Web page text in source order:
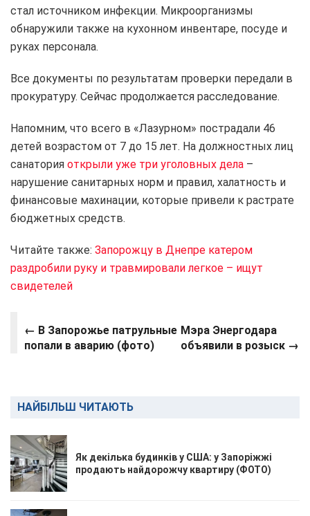
стал источником инфекции. Микроорганизмы
обнаружили также на кухонном инвентаре, посуде и
руках персонала.
Все документы по результатам проверки передали в
прокуратуру. Сейчас продолжается расследование.
Напомним, что всего в «Лазурном» пострадали 46
детей возрастом от 7 до 15 лет. На должностных лиц
санатория открыли уже три уголовных дела –
нарушение санитарных норм и правил, халатность и
финансовые махинации, которые привели к растрате
бюджетных средств.
Читайте также: Запорожцу в Днепре катером
раздробили руку и травмировали легкое – ищут
свидетелей
← В Запорожье патрульные
попали в аварию (фото)
Мэра Энергодара
объявили в розыск →
НАЙБІЛЬШ ЧИТАЮТЬ
Як декілька будинків у США: у Запоріжжі
продають найдорожчу квартиру (ФОТО)